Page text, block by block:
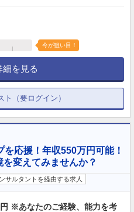
今が狙い目！
細を見る
ト（要ログイン）
応援！年収550万円可能！
変えてみませんか？
サルタントを経由する求人
※あなたのご経験、能力を考